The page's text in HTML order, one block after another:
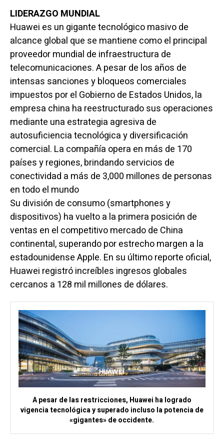
LIDERAZGO MUNDIAL
Huawei es un gigante tecnológico masivo de
alcance global que se mantiene como el principal
proveedor mundial de infraestructura de
telecomunicaciones. A pesar de los años de
intensas sanciones y bloqueos comerciales
impuestos por el Gobierno de Estados Unidos, la
empresa china ha reestructurado sus operaciones
mediante una estrategia agresiva de
autosuficiencia tecnológica y diversificación
comercial. La compañía opera en más de 170
países y regiones, brindando servicios de
conectividad a más de 3,000 millones de personas
en todo el mundo
Su división de consumo (smartphones y
dispositivos) ha vuelto a la primera posición de
ventas en el competitivo mercado de China
continental, superando por estrecho margen a la
estadounidense Apple. En su último reporte oficial,
Huawei registró increíbles ingresos globales
cercanos a 128 mil millones de dólares.
A pesar de las restricciones, Huawei ha logrado
vigencia tecnológica y superado incluso la potencia de
«gigantes» de occidente.